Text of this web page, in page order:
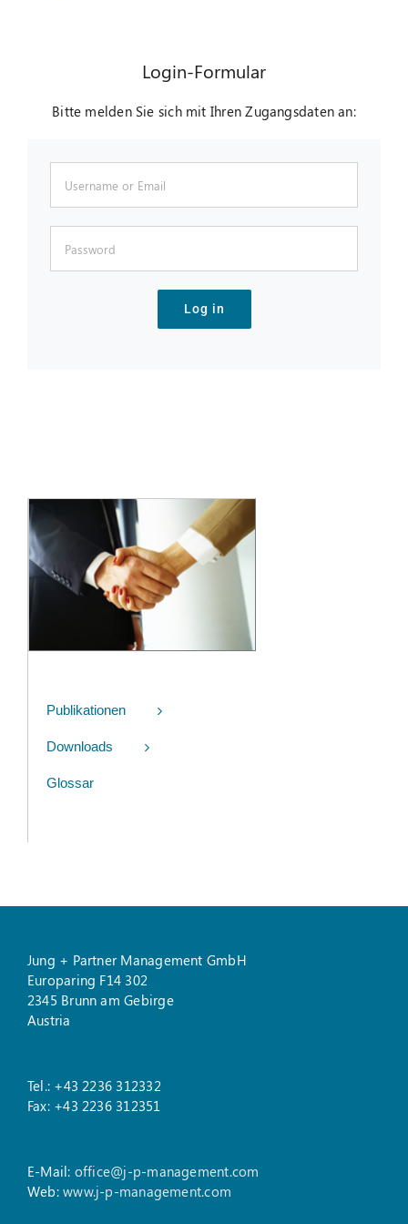
Login-Formular
Bitte melden Sie sich mit Ihren Zugangsdaten an:
Log in
Publikationen
Downloads
Glossar
Jung + Partner Management GmbH
Europaring F14 302
2345 Brunn am Gebirge
Austria
Tel.: +43 2236 312332
Fax: +43 2236 312351
E-Mail: office@j-p-management.com
Web:www.j-p-management.com